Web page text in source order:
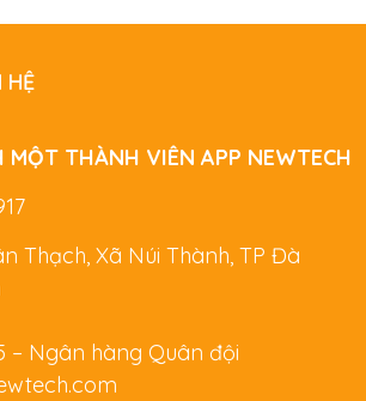
HỆ
MỘT THÀNH VIÊN APP NEWTECH
Thạch, Xã Núi Thành, TP Đà
– Ngân hàng Quân đội